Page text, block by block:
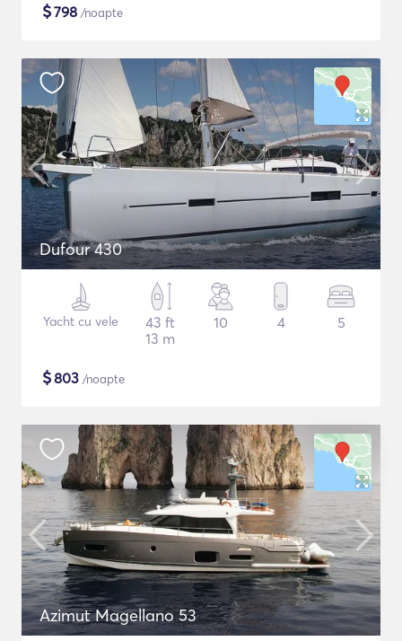
$798 /noapte
Dufour 430
Yacht cu vele
43 ft
13 m
10 4 5
$803 /noapte
Azimut Magellano 53